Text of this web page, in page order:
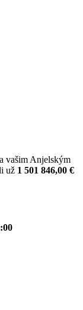
vašim Anjelským
už 1 501 846,00 €